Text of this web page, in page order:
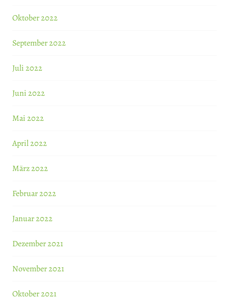
Oktober 2022
September 2022
Juli 2022
Juni 2022
Mai 2022
April 2022
März 2022
Februar 2022
Januar 2022
Dezember 2021
November 2021
Oktober 2021